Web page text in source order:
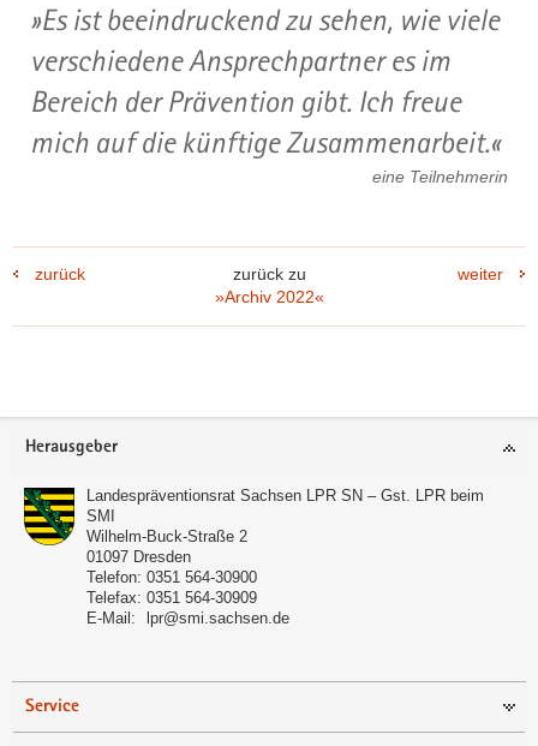
Sliders:
Pfeiltaste
rechts :
Vorwärts
blättern
Pfeiltaste
links :
Zurück
blättern
unten :
verbergen
Eingabetaste
Es ist beeindruckend zu sehen, wie viele
verschiedene Ansprechpartner es im
Bereich der Prävention gibt. Ich freue
mich auf die künftige Zusammenarbeit.
eine Teilnehmerin
zurück
zurück zu
»Archiv 2022«
weiter
Footer-
Herausgeber
Landespräventionsrat Sachsen LPR SN – Gst. LPR beim
SMI
Wilhelm-Buck-Straße 2
01097 Dresden
Telefon: 0351 564-30900
Telefax: 0351 564-30909
E-Mail:
lpr@smi.sachsen.de
Service